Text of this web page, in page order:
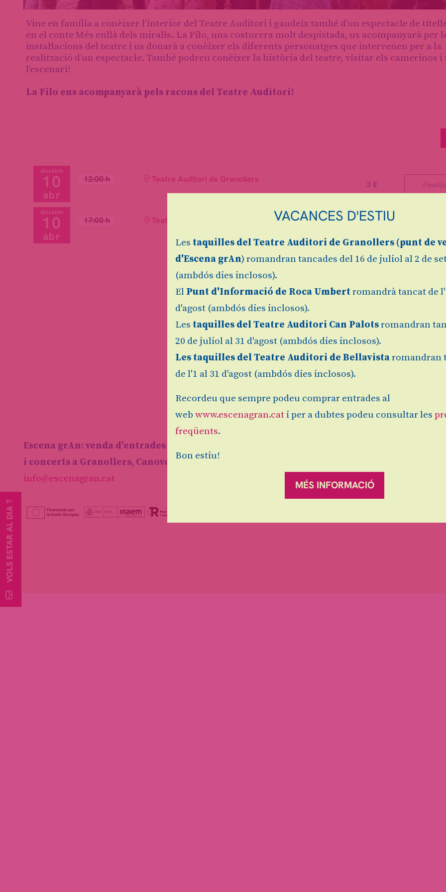
VOLS ESTAR AL DIA ?
Vine en família a conèixer l’interior del Teatre Auditori i gaudeix també d’un espectacle de
en el conte Més enllà dels miralls. La Filo, una costurera molt despistada, us acompanyarà per
instal·lacions del teatre i us donarà a conèixer els diferents personatges que intervenen per a la
realització d’un espectacle. També podreu conèixer la història del teatre, visitar els camerinos
l’escenari!
La Filo ens acompanyarà pels racons del Teatre Auditori!
dissabte
10
abr
12:00 h Teatre Auditori de Granollers
3 €
dissabte
10
abr
17:00 h Teatre Auditori de Granollers
Escena grAn: venda d'entrades d'espectacles
i concerts a Granollers, Canovelles i les Franqueses.
info@escenagran.cat
VACANCES D'ESTIU
Les taquilles del Teatre Auditori de Granollers (punt de
d'Escena grAn) romandran tancades del 16 de juliol al 2 de
(ambdós dies inclosos).
El Punt d'Informació de Roca Umbertromandrà tancat de
d'agost (ambdós dies inclosos).
Les taquilles del Teatre Auditori Can Palotsromandran
20 de juliol al 31 d'agost (ambdós dies inclosos).
Les taquilles del Teatre Auditori de Bellavistaromandran
de l'1 al 31 d'agost (ambdós dies inclosos).
Recordeu que sempre podeu comprar entrades al
web www.escenagran.cat i per a dubtes podeu consultar les
freqüents.
Bon estiu!
MÉS INFORMACIÓ